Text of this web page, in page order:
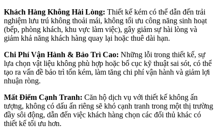
Khách Hàng Không Hài Lòng: Thiết kế kém có thể dẫn đến trải
nghiệm lưu trú không thoải mái, không tối ưu công năng sinh hoạt
(bếp, phòng khách, khu vực làm việc), gây giảm sự hài lòng và
giảm khả năng khách hàng quay lại hoặc thuê dài hạn.
Chi Phí Vận Hành & Bảo Trì Cao: Những lỗi trong thiết kế, sự
lựa chọn vật liệu không phù hợp hoặc bố cục kỹ thuật sai sót, có thể
tạo ra vấn đề bảo trì tốn kém, làm tăng chi phí vận hành và giảm lợi
nhuận ròng.
Mất Điểm Cạnh Tranh: Căn hộ dịch vụ với thiết kế không ấn
tượng, không có dấu ấn riêng sẽ khó cạnh tranh trong một thị trường
đầy sôi động, dẫn đến việc khách hàng chọn các đối thủ khác có
thiết kế tối ưu hơn.